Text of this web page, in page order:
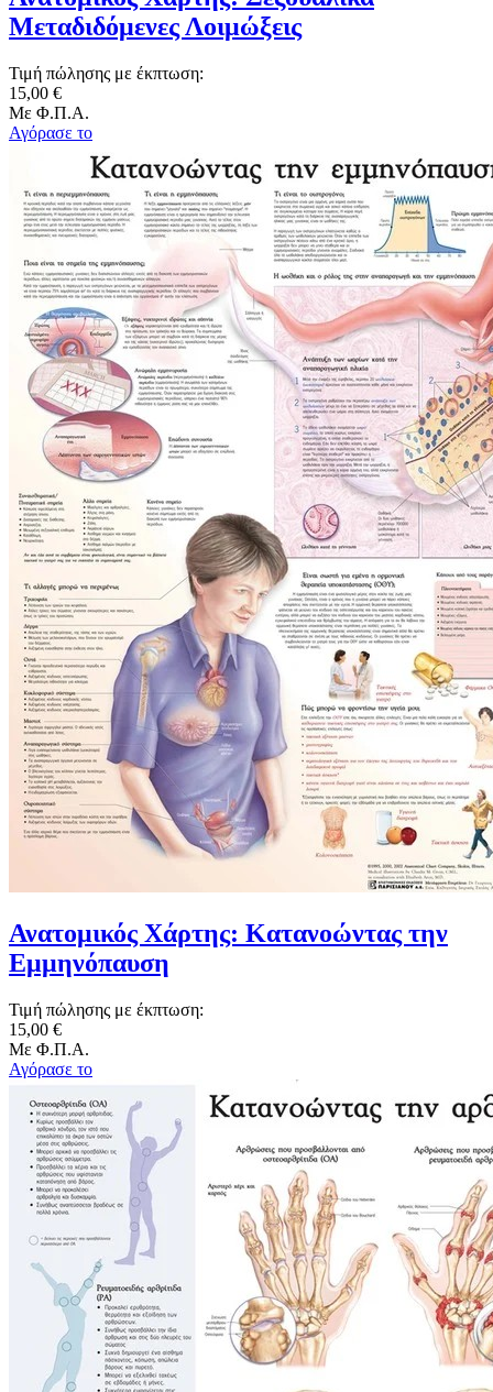
Μεταδιδόμενες Λοιμώξεις
Τιμή πώλησης με έκπτωση:
15,00 €
Με Φ.Π.Α.
Αγόρασε το
Ανατομικός Χάρτης: Κατανοώντας την
Εμμηνόπαυση
Τιμή πώλησης με έκπτωση:
15,00 €
Με Φ.Π.Α.
Αγόρασε το